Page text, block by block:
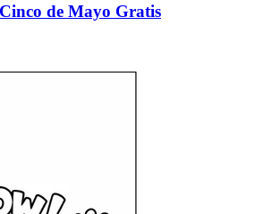
de Mayo Gratis